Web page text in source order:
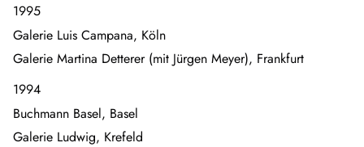
1995
Galerie Luis Campana, Köln
Galerie Martina Detterer (mit Jürgen Meyer), Frankfurt
1994
Buchmann Basel, Basel
Galerie Ludwig, Krefeld